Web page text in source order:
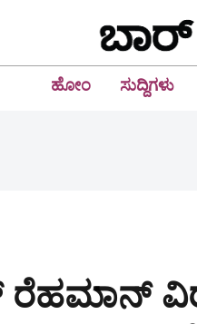
ಹೋಂ ಸುದ್ದಿಗಳು